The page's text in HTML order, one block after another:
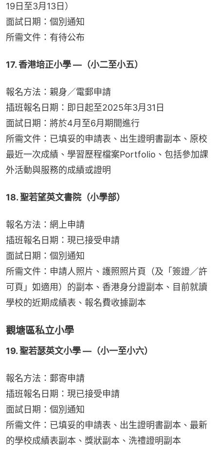
19日至3月13日）
面試日期：個別通知
所需文件：有待公布
17. 香港培正小學 —（小二至小五）
報名方法：親身／電郵申請
插班報名日期：即日起至2025年3月31日
面試日期：將於4月至6月期間進行
所需文件：已填妥的申請表、出生證明書副本、原校
最近一次成績、學習歷程檔案Portfolio、包括參加課
外活動與服務的成績或證明
18. 聖若望英文書院（小學部）
報名方法：網上申請
插班報名日期：現已接受申請
面試日期：個別通知
所需文件：申請人照片、護照照片頁（及「簽證／許
可頁」如適用）的副本、香港身分證副本、目前就讀
學校的近期成績表、報名費收據副本
觀塘區私立小學
19. 聖若瑟英文小學 —（小一至小六）
報名方法：郵寄申請
插班報名日期：現已接受申請
面試日期：個別通知
所需文件：已填妥的申請表、出生證明書副本、最新
的學校成績表副本、獎狀副本、洗禮證明副本